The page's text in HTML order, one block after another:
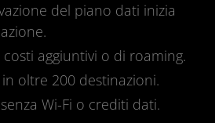
del piano dati inizia
aggiuntivi o di roaming.
oltre 200 destinazioni.
Wi-Fi o crediti dati.